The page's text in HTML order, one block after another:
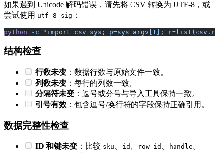
如果遇到 Unicode 解码错误，请先将 CSV 转换为 UTF-8，或
尝试使用 utf-8-sig ：
python -c "import csv,sys; p=sys.argv[1];
结构检查
行数未变 ：数据行数与原始文件一致。
列数未变 ：每行的列数一致。
分隔符未变 ：逗号或分号与导入工具保持一致。
引号有效 ：包含逗号/换行符的字段保持正确引用。
数据完整性检查
ID 和键未变 ：比较 sku id row_id handle 。